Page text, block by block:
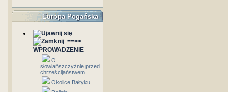
Europa Pogańska
==>>
WPROWADZENIE
O
słowiańszczyźnie przed
chrześcijaństwem
Okolice Bałtyku